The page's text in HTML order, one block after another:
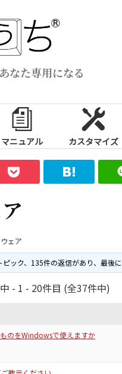
なた専用になる
マニュアル カスタマイズ
ェア
ック、135件の返信があり、最後に
- 1 - 20件目 (全37件中)
のをWindowsで使えますか